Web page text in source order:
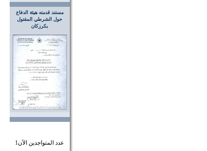
مستند قدمته هيئة الدفاع
حول الشرطي المقتول
بكرزكان
عدد المتواجدين الآن1